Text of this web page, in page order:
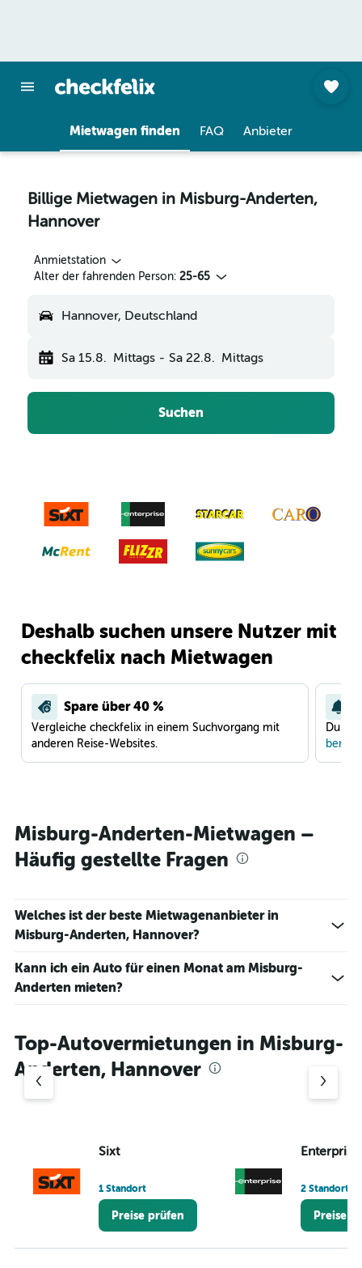
Mietwagen finden FAQ Anbieter
Billige Mietwagen in Misburg-Anderten,
Hannover
Anmietstation
Alter der fahrenden Person: 25-65
Hannover, Deutschland
Sa 15.8. Mittags - Sa 22.8. Mittags
Suchen
Deshalb suchen unsere Nutzer mit
checkfelix nach Mietwagen
Spare über 40 %
Vergleiche checkfelix in einem Suchvorgang mit
anderen Reise-Websites.
Du
Misburg-Anderten-Mietwagen –
Häufig gestellte Fragen
Welches ist der beste Mietwagenanbieter in
Misburg-Anderten, Hannover?
Kann ich ein Auto für einen Monat am Misburg-
Anderten mieten?
Top-Autovermietungen in Misburg-
Anderten, Hannover
Sixt
1 Standort
Preise prüfen
2 Standorte
Preise